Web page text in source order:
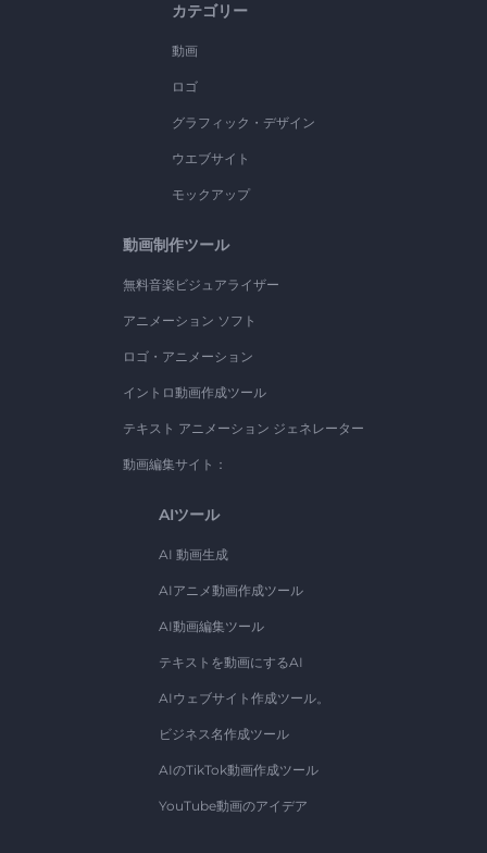
カテゴリー
動画
ロゴ
グラフィック・デザイン
ウエブサイト
モックアップ
動画制作ツール
無料音楽ビジュアライザー
アニメーション ソフト
ロゴ・アニメーション
イントロ動画作成ツール
テキスト アニメーション ジェネレーター
動画編集サイト：
AIツール
AI 動画生成
AIアニメ動画作成ツール
AI動画編集ツール
テキストを動画にするAI
AIウェブサイト作成ツール。
ビジネス名作成ツール
AIのTikTok動画作成ツール
YouTube動画のアイデア